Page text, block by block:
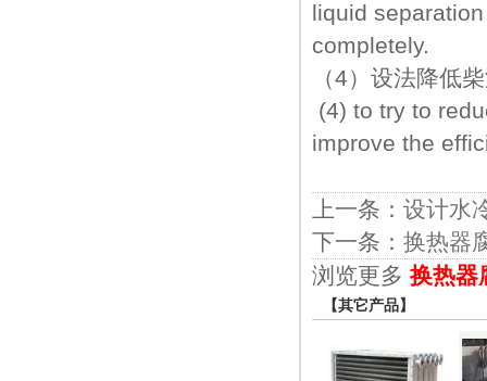
liquid
completely.
（4）设法降低
(4) to try to
improve the
上一条： 设计水
下一条： 换热器
浏览更多 换热器
【其它产品】